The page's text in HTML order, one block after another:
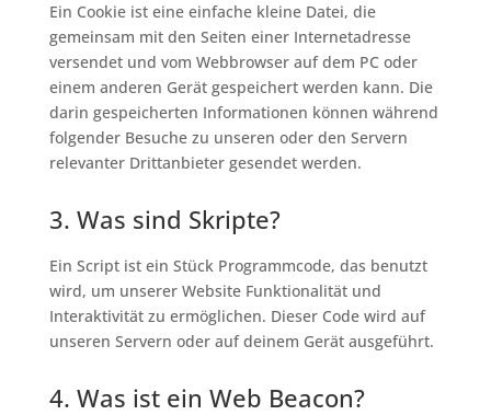
Ein Cookie ist eine einfache kleine Datei, die
gemeinsam mit den Seiten einer Internetadresse
versendet und vom Webbrowser auf dem PC oder
einem anderen Gerät gespeichert werden kann. Die
darin gespeicherten Informationen können während
folgender Besuche zu unseren oder den Servern
relevanter Drittanbieter gesendet werden.
3. Was sind Skripte?
Ein Script ist ein Stück Programmcode, das benutzt
wird, um unserer Website Funktionalität und
Interaktivität zu ermöglichen. Dieser Code wird auf
unseren Servern oder auf deinem Gerät ausgeführt.
4. Was ist ein Web Beacon?